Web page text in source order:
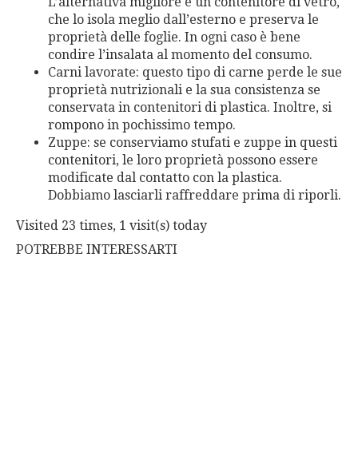
che lo isola meglio dall’esterno e preserva le
proprietà delle foglie. In ogni caso è bene
condire l’insalata al momento del consumo.
Carni lavorate: questo tipo di carne perde le sue
proprietà nutrizionali e la sua consistenza se
conservata in contenitori di plastica. Inoltre, si
rompono in pochissimo tempo.
Zuppe: se conserviamo stufati e zuppe in questi
contenitori, le loro proprietà possono essere
modificate dal contatto con la plastica.
Dobbiamo lasciarli raffreddare prima di riporli.
Visited 23 times, 1 visit(s) today
POTREBBE INTERESSARTI